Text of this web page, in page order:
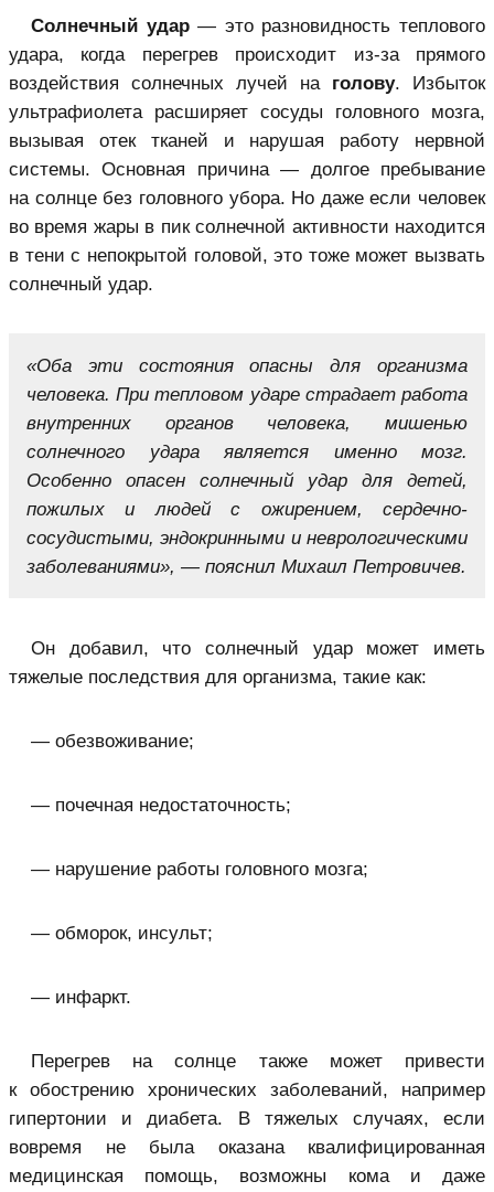
Солнечный удар— это разновидность теплового
удара, когда перегрев происходит из-за прямого
воздействия солнечных лучей на голову. Избыток
ультрафиолета расширяет сосуды головного мозга,
вызывая отек тканей и нарушая работу нервной
системы. Основная причина — долгое пребывание
на солнце без головного убора. Но даже если человек
во время жары в пик солнечной активности находится
в тени с непокрытой головой, это тоже может вызвать
солнечный удар.
«Оба эти состояния опасны для организма
человека. При тепловом ударе страдает работа
внутренних органов человека, мишенью
солнечного удара является именно мозг.
Особенно опасен солнечный удар для детей,
пожилых и людей с ожирением, сердечно-
сосудистыми, эндокринными и неврологическими
заболеваниями», — пояснил Михаил Петровичев.
Он добавил, что солнечный удар может иметь
тяжелые последствия для организма, такие как:
— обезвоживание;
— почечная недостаточность;
— нарушение работы головного мозга;
— обморок, инсульт;
— инфаркт.
Перегрев на солнце также может привести
к обострению хронических заболеваний, например
гипертонии и диабета. В тяжелых случаях, если
вовремя не была оказана квалифицированная
медицинская помощь, возможны кома и даже